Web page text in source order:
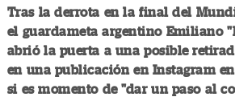
Tras la derrota en la final del
el guardameta argentino Emiliano
abrió la puerta a una posible
en una publicación en Instagram
si es momento de "dar un paso al